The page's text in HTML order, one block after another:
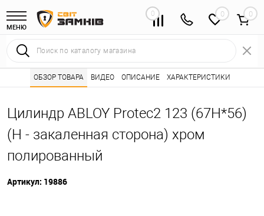
МЕНЮ
0 0
Интернет магазин замков Каталог товаров ⭐ • Сердцевины
Цилиндр ABLOY Protec2 123 (67H*56)
(H - закаленная сторона) хром
полированный
Артикул: 19886
ОБЗОР ТОВАРА ВИДЕО ОПИСАНИЕ ХАРАКТЕРИСТИКИ